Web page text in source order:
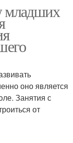
младших
оно является
Занятия с
от